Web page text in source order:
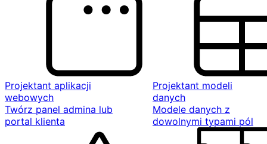
Projektant aplikacji
webowych
Twórz panel admina lub
portal klienta
Projektant modeli
danych
Modele danych z
dowolnymi typami pól